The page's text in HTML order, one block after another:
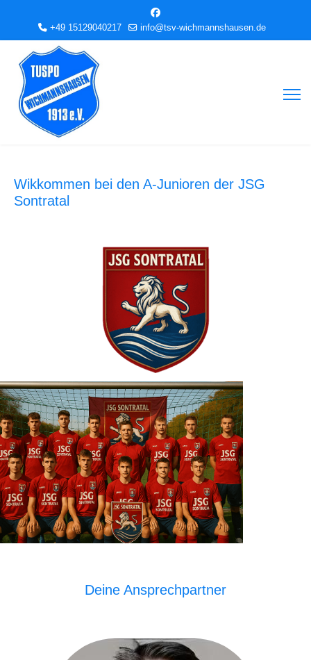
+49 15129040217 info@tsv-wichmannshausen.de
Wikkommen bei den A-Junioren der JSG
Sontratal
Deine Ansprechpartner